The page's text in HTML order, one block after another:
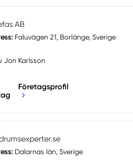
AB
Faluvägen 21, Borlänge, Sverige
Jon Karlsson
Företagsprofil
Dalarnas län, Sverige